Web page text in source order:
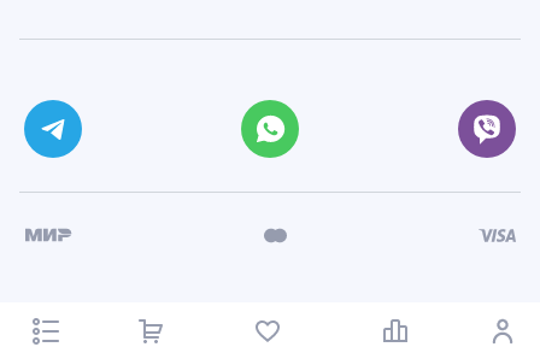
© ООО «Техмаркет», 2026